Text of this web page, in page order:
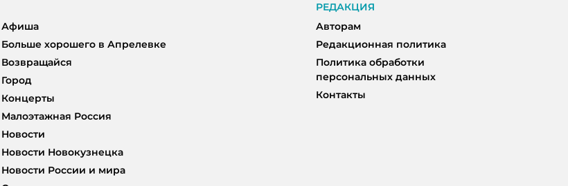
Афиша
Больше хорошего в Апрелевке
Возвращайся
Город
Концерты
Малоэтажная Россия
Новости
Новости Новокузнецка
Новости России и мира
РЕДАКЦИЯ
Авторам
Редакционная политика
Политика обработки
персональных данных
Контакты